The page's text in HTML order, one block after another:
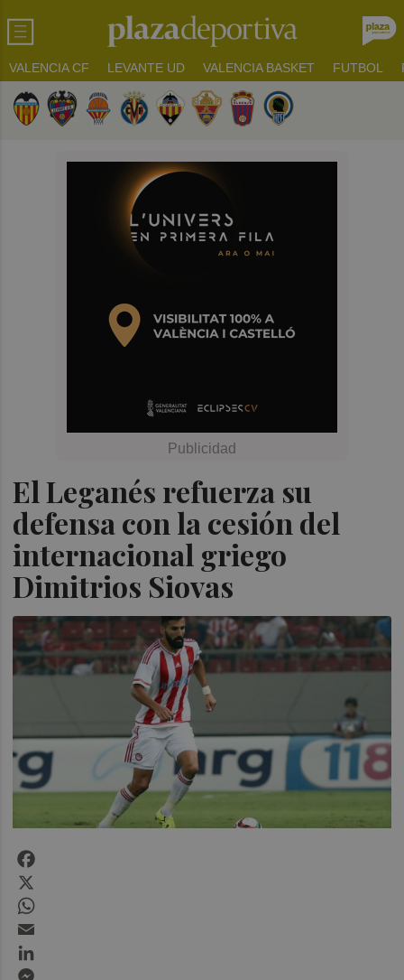
VALENCIA CF LEVANTE UD VALENCIA BASKET FUTBOL
El Leganés refuerza su
defensa con la cesión del
internacional griego
Dimitrios Siovas